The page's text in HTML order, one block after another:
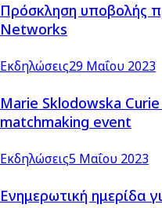
Πρόσκληση υποβολής
Networks
Εκδηλώσεις29 Μαΐου 2023
Marie Sklodowska
matchmaking event
Εκδηλώσεις5 Μαΐου 2023
Ενημερωτική ημερίδα